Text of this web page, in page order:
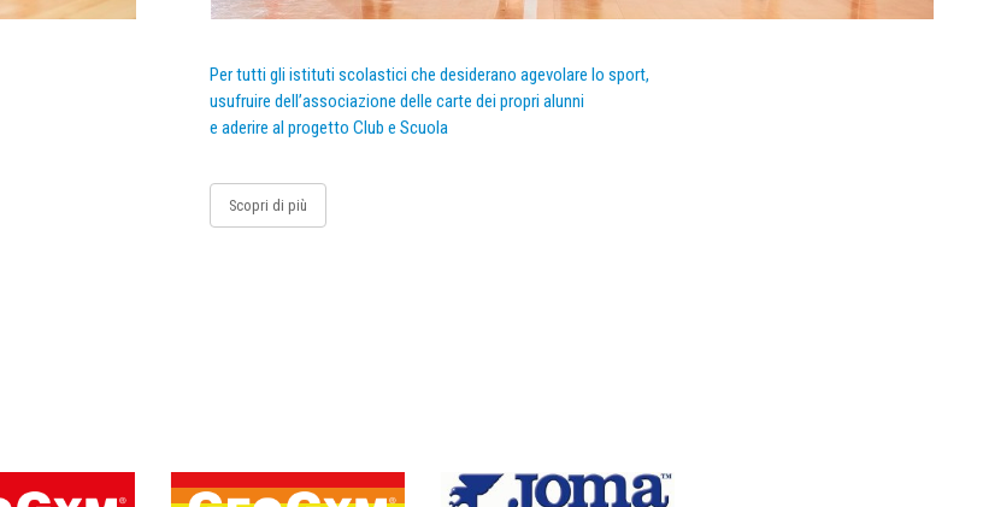
Per tutti gli istituti scolastici che desiderano agevolare lo sport,
usufruire dell’associazione delle carte dei propri alunni
e aderire al progetto Club e Scuola
Scopri di più